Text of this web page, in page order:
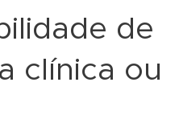
de
clínica ou